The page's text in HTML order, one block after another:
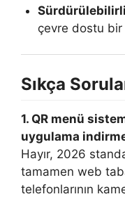
çevre dostu bir
Sıkça
1. QR menü
uygulama
Hayır, 2026
tamamen web
telefonlarının